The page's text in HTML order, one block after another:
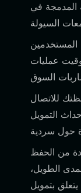
المدمجة في
المستخدمين
عمليات
للاتصال
التمويل
من الحفظ
الطويل،
بتمويل